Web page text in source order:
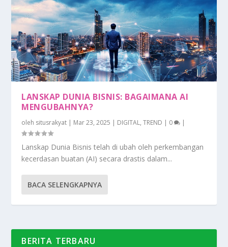
LANSKAP DUNIA BISNIS: BAGAIMANA AI
MENGUBAHNYA?
oleh situsrakyat | Mar 23, 2025 | DIGITAL,TREND | 0 |
Lanskap Dunia Bisnis telah di ubah oleh perkembangan
kecerdasan buatan (AI) secara drastis dalam...
BACA SELENGKAPNYA
BERITA TERBARU